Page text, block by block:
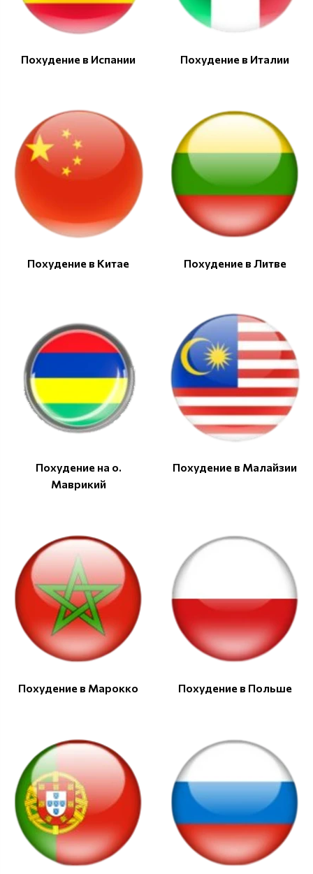
Похудение в Испании Похудение в Италии
Похудение в Китае Похудение в Литве
Похудение на о.
Маврикий
Похудение в Малайзии
Похудение в Марокко Похудение в Польше